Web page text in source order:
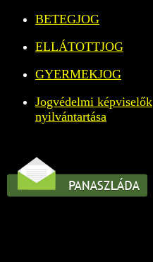
BETEGJOG
ELLÁTOTTJOG
GYERMEKJOG
Jogvédelmi képviselők
nyilvántartása